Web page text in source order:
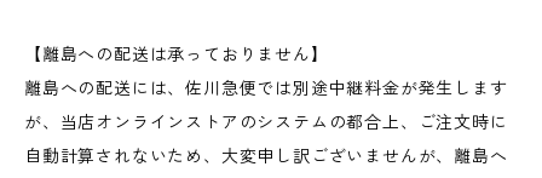
【離島への配送は承っておりません】
離島への配送には、佐川急便では別途中継料金が発生します
が、当店オンラインストアのシステムの都合上、ご注文時に
自動計算されないため、大変申し訳ございませんが、離島へ